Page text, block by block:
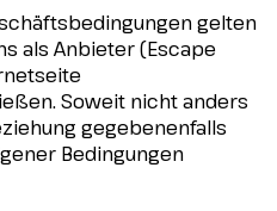
gelten
als Anbieter (Escape
Soweit nicht anders
gegebenenfalls
Bedingungen